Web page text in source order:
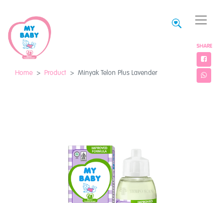
Home Product Minyak Telon Plus Lavender
SHARE